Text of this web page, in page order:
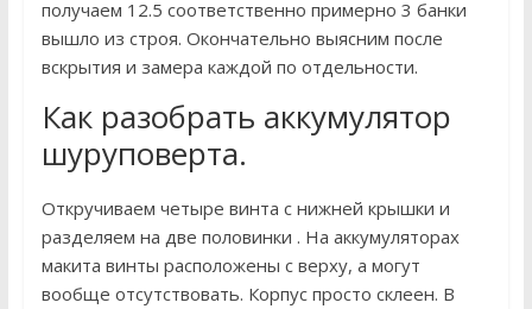
получаем 12.5 соответственно примерно 3 банки
вышло из строя. Окончательно выясним после
вскрытия и замера каждой по отдельности.
Как разобрать аккумулятор
шуруповерта.
Откручиваем четыре винта с нижней крышки и
разделяем на две половинки . На аккумуляторах
макита винты расположены с верху, а могут
вообще отсутствовать. Корпус просто склеен. В